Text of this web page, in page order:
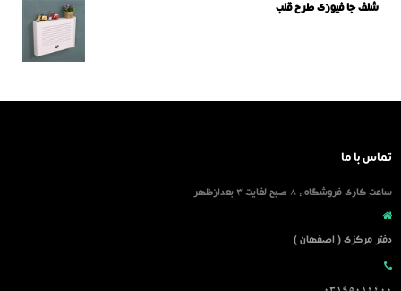
شلف جا فیوزی طرح قلب
تماس با ما
ساعت کاری فروشگاه : 8 صبح لغایت 3 بعدازظهر
دفتر مرکزی ( اصفهان )